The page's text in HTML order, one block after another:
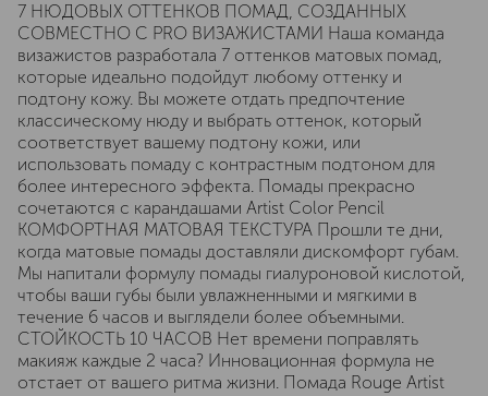
7 НЮДОВЫХ ОТТЕНКОВ ПОМАД, СОЗДАННЫХ
СОВМЕСТНО С PRO ВИЗАЖИСТАМИ Наша команда
визажистов разработала 7 оттенков матовых помад,
которые идеально подойдут любому оттенку и
подтону кожу. Вы можете отдать предпочтение
классическому нюду и выбрать оттенок, который
соответствует вашему подтону кожи, или
использовать помаду с контрастным подтоном для
более интересного эффекта. Помады прекрасно
сочетаются с карандашами Artist Color Pencil
КОМФОРТНАЯ МАТОВАЯ ТЕКСТУРА Прошли те дни,
когда матовые помады доставляли дискомфорт губам.
Мы напитали формулу помады гиалуроновой кислотой,
чтобы ваши губы были увлажненными и мягкими в
течение 6 часов и выглядели более объемными.
СТОЙКОСТЬ 10 ЧАСОВ Нет времени поправлять
макияж каждые 2 часа? Инновационная формула не
отстает от вашего ритма жизни. Помада Rouge Artist